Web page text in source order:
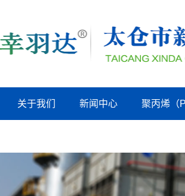
关于我们 新闻中心 聚丙烯（